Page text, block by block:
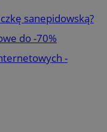
sanepidowską?
do -70%
-